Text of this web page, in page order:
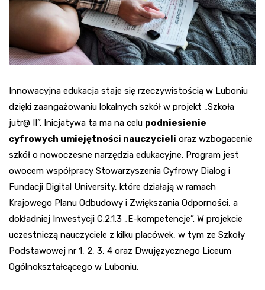
Innowacyjna edukacja staje się rzeczywistością w Luboniu
dzięki zaangażowaniu lokalnych szkół w projekt „Szkoła
jutr@ II”. Inicjatywa ta ma na celu podniesienie
cyfrowych umiejętności nauczycieli oraz wzbogacenie
szkół o nowoczesne narzędzia edukacyjne. Program jest
owocem współpracy Stowarzyszenia Cyfrowy Dialog i
Fundacji Digital University, które działają w ramach
Krajowego Planu Odbudowy i Zwiększania Odporności, a
dokładniej Inwestycji C.2.1.3 „E-kompetencje”. W projekcie
uczestniczą nauczyciele z kilku placówek, w tym ze Szkoły
Podstawowej nr 1, 2, 3, 4 oraz Dwujęzycznego Liceum
Ogólnokształcącego w Luboniu.